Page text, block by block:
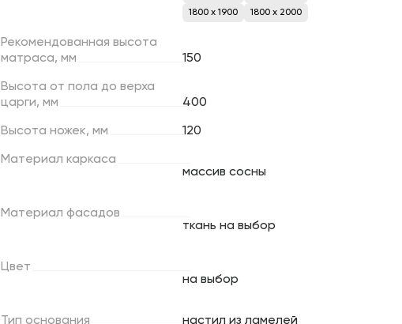
1800 х 1900
1800 х 2000
Рекомендованная высота
матраса, мм 150
Высота от пола до верха
царги, мм 400
Высота ножек, мм 120
Материал каркаса
массив сосны
Материал фасадов
ткань на выбор
Цвет
на выбор
Тип основания настил из ламелей